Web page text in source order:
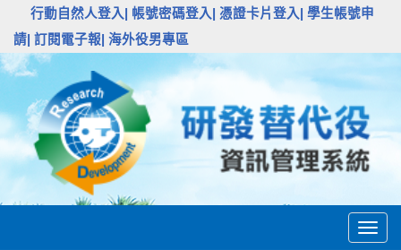
行動自然人登入| 帳號密碼登入| 憑證卡片登入|
學生帳號申
請| 訂閱電子報| 海外役男專區